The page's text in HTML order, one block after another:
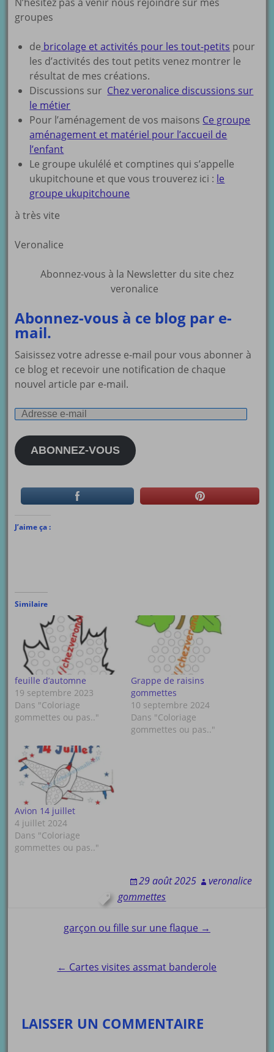
groupes
de bricolage et activités pour les tout-petits pour
les d’activités des tout petits venez montrer le
résultat de mes créations.
Discussions sur Chez veronalice discussions sur
le métier
Pour l’aménagement de vos maisons Ce groupe
aménagement et matériel pour l’accueil de
l’enfant
Le groupe ukulélé et comptines qui s’appelle
ukupitchoune et que vous trouverez ici : le
groupe ukupitchoune
à très vite
Veronalice
Abonnez-vous à la Newsletter du site chez
veronalice
Abonnez-vous à ce blog par e-
mail.
Saisissez votre adresse e-mail pour vous abonner à
ce blog et recevoir une notification de chaque
nouvel article par e-mail.
Adresse
mail
ABONNEZ-VOUS
J’aime ça :
Similaire
feuille d’automne
19 septembre 2023
Dans "Coloriage
gommettes ou pas.."
Grappe de raisins
gommettes
10 septembre 2024
Dans "Coloriage
gommettes ou pas.."
Avion 14 juillet
4 juillet 2024
Dans "Coloriage
gommettes ou pas.."
29 août 2025
veronalice
gommettes
navigation
garçon ou fille sur une flaque →
← Cartes visites assmat banderole
LAISSER UN COMMENTAIRE